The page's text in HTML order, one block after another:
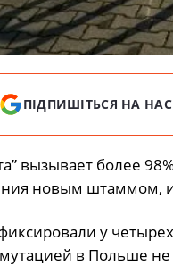
ПІДПИШІТЬСЯ НА НАС
вызывает более
новым штаммом,
у
в Польше